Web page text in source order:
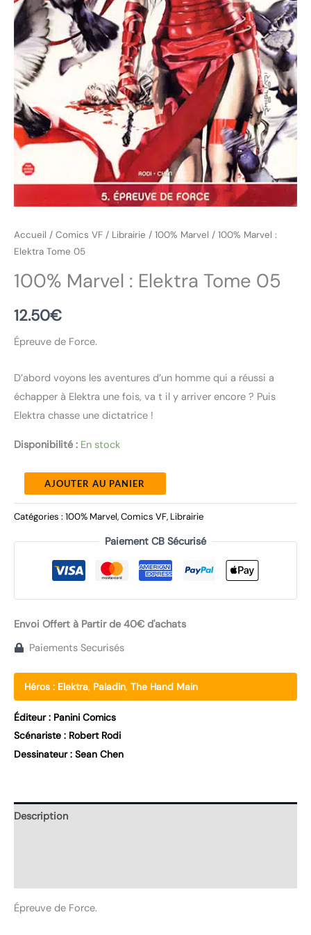
Accueil / Comics VF / Librairie / 100% Marvel / 100% Marvel :
Elektra Tome 05
100% Marvel : Elektra Tome 05
12.50€
Épreuve de Force.
D’abord voyons les aventures d’un homme qui a réussi a
échapper à Elektra une fois, va t il y arriver encore ? Puis
Elektra chasse une dictatrice !
Disponibilité : En stock
AJOUTER AU PANIER
Catégories : 100% Marvel,Comics VF, Librairie
Paiement CB Sécurisé
Envoi Offert à Partir de 40€ d'achats
Paiements Securisés
Héros : Elektra, Paladin, The Hand Main
Éditeur : Panini Comics
Scénariste : Robert Rodi
Dessinateur : Sean Chen
Description
Épreuve de Force.